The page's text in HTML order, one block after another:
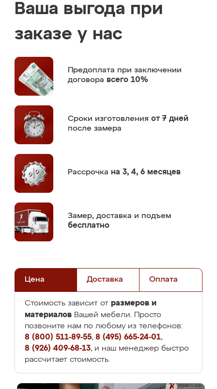
Ваша выгода при
заказе у нас
Предоплата при заключении
договора всего 10%
Сроки изготовления от 7 дней
после замера
Рассрочка на 3, 4, 6 месяцев
Замер, доставка и подъем
бесплатно
Цена Доставка Оплата
Стоимость зависит от размеров и
материалов Вашей мебели. Просто
позвоните нам по любому из телефонов:
8 (800) 511-89-55, 8 (495) 665-24-01,
8 (926) 409-68-13, и наш менеджер быстро
рассчитает стоимость.